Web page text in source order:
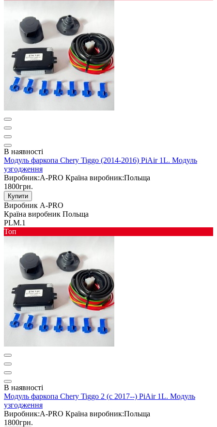
В наявності
Модуль фаркопа Chery Tiggo (2014-2016) PiAir 1L. Модуль
узгодження
Виробник:A-PRO Країна виробник:Польща
1800грн.
Купити
Виробник A-PRO
Країна виробник Польща
PLM.1
Toп
В наявності
Модуль фаркопа Chery Tiggo 2 (c 2017--) PiAir 1L. Модуль
узгодження
Виробник:A-PRO Країна виробник:Польща
1800грн.